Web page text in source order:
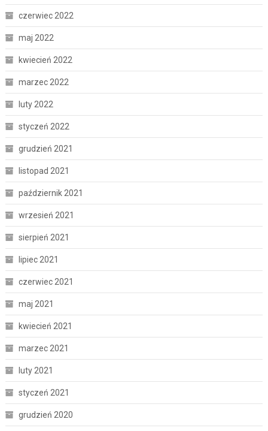
czerwiec 2022
maj 2022
kwiecień 2022
marzec 2022
luty 2022
styczeń 2022
grudzień 2021
listopad 2021
październik 2021
wrzesień 2021
sierpień 2021
lipiec 2021
czerwiec 2021
maj 2021
kwiecień 2021
marzec 2021
luty 2021
styczeń 2021
grudzień 2020